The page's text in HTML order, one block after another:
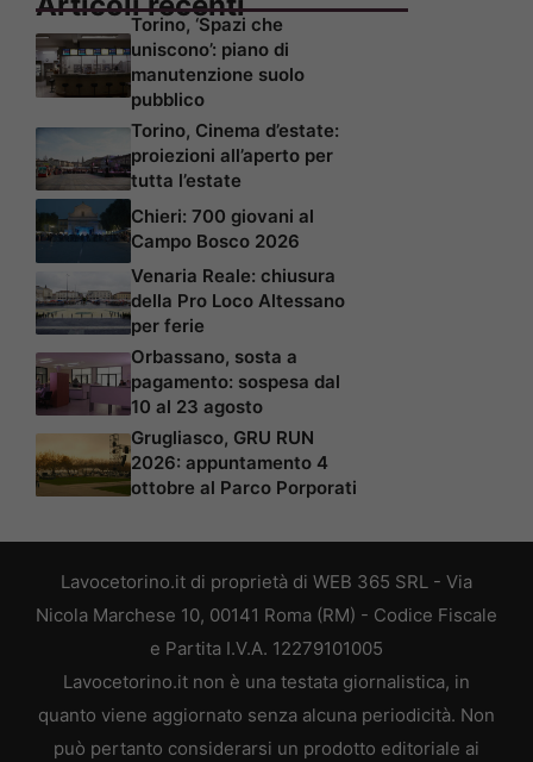
Torino, ‘Spazi che
uniscono’: piano di
manutenzione suolo
pubblico
Torino, Cinema d’estate:
proiezioni all’aperto per
tutta l’estate
Chieri: 700 giovani al
Campo Bosco 2026
Venaria Reale: chiusura
della Pro Loco Altessano
per ferie
Orbassano, sosta a
pagamento: sospesa dal
10 al 23 agosto
Grugliasco, GRU RUN
2026: appuntamento 4
ottobre al Parco Porporati
Lavocetorino.it di proprietà di WEB 365 SRL - Via
Nicola Marchese 10, 00141 Roma (RM) - Codice Fiscale
e Partita I.V.A. 12279101005
Lavocetorino.it non è una testata giornalistica, in
quanto viene aggiornato senza alcuna periodicità. Non
può pertanto considerarsi un prodotto editoriale ai